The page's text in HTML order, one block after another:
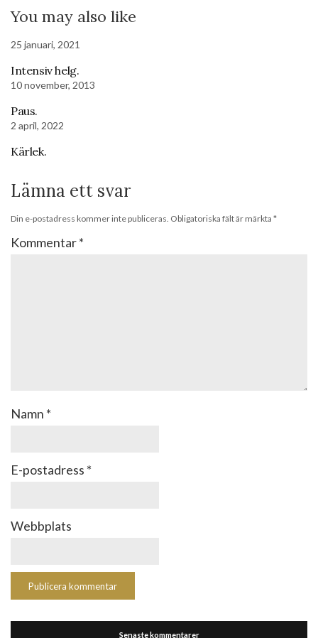
You may also like
25 januari, 2021
Intensiv helg.
10 november, 2013
Paus.
2 april, 2022
Kärlek.
Lämna ett svar
Din e-postadress kommer inte publiceras. Obligatoriska fält är märkta *
Kommentar*
Namn *
E-postadress *
Webbplats
Senaste kommentarer